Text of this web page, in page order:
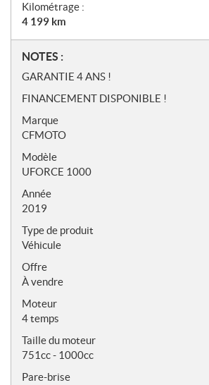
Kilométrage :
4 199 km
N
o
e
s
NOTES :
GARANTIE 4 ANS !
FINANCEMENT DISPONIBLE !
Marque
CFMOTO
Modèle
UFORCE 1000
Année
2019
Type de produit
Véhicule
Offre
À vendre
Moteur
4 temps
Taille du moteur
751cc - 1000cc
Pare-brise